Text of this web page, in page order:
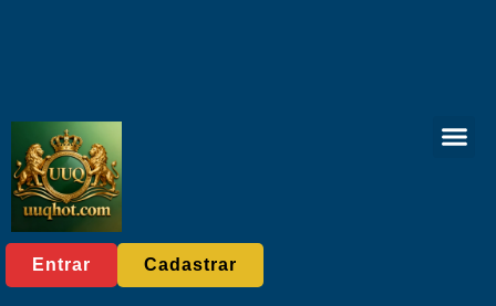
Entrar Cadastrar